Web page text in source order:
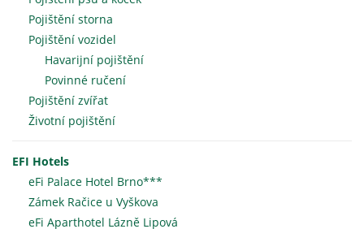
Pojištění storna
Pojištění vozidel
Havarijní pojištění
Povinné ručení
Pojištění zvířat
Životní pojištění
EFI Hotels
eFi Palace Hotel Brno***
Zámek Račice u Vyškova
eFi Aparthotel Lázně Lipová